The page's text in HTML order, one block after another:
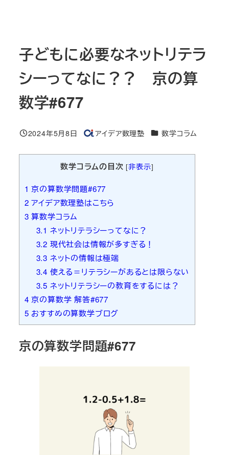
子どもに必要なネットリテラ
シーってなに？？ 京の算
数学#677
投稿日
2024年5月8日
著
アイデア数理塾 カテゴリー
数学コラム
数学コラムの目次 [非表示]
1 京の算数学問題#677
2 アイデア数理塾はこちら
3 算数学コラム
3.1 ネットリテラシーってなに？
3.2 現代社会は情報が多すぎる！
3.3 ネットの情報は極端
3.4 使える＝リテラシーがあるとは限らない
3.5 ネットリテラシーの教育をするには？
4 京の算数学 解答#677
5 おすすめの算数学ブログ
京の算数学問題#677